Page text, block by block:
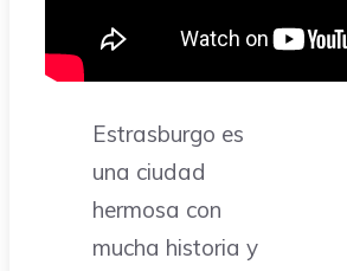
Estrasburgo es
una ciudad
hermosa con
mucha historia y